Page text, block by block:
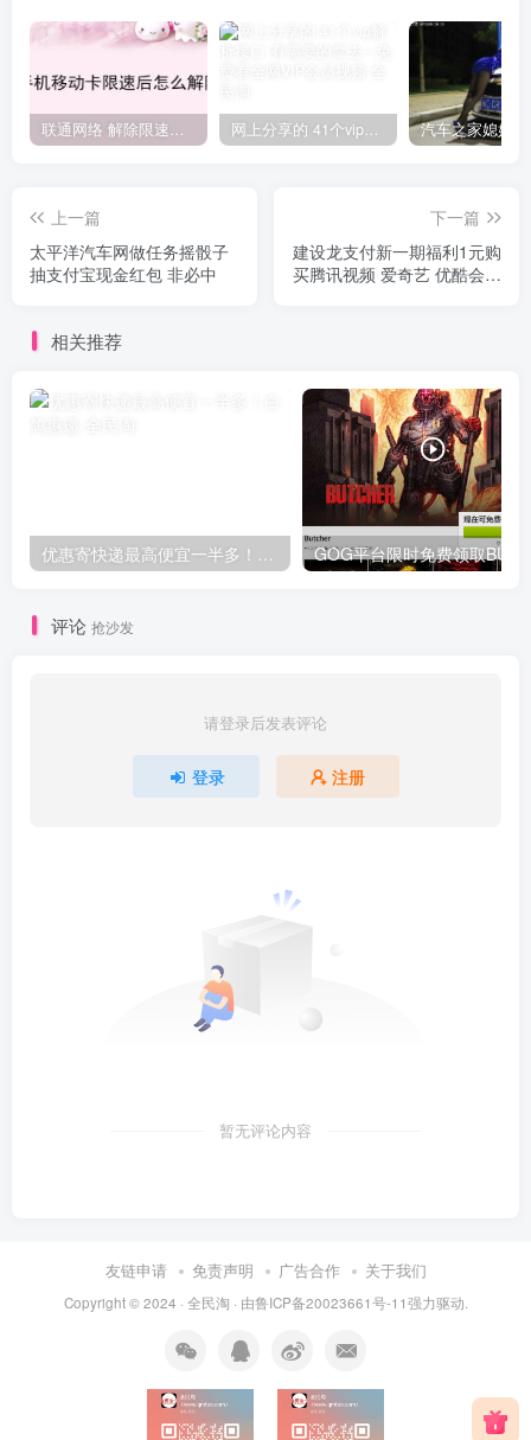
联通网络 解除限速方法参考！畅享、畅玩、老白干等及其它地区自测了 网上分享的 41个vip解析接口 有需要的拿去~ 免费看全网VIP会员视频
上一篇
太平洋汽车网做任务摇骰子
抽支付宝现金红包 非必中
下一篇
建设龙支付新一期福利1元购
买腾讯视频 爱奇艺 优酷会员
相关推荐
优惠寄快递最高便宜一半多！白鸽惠递
评论 抢沙发
请登录后发表评论
登录 注册
暂无评论内容
友链申请 免责声明 广告合作 关于我们
Copyright © 2024 · 全民淘 · 由鲁ICP备20023661号-11强力驱动.